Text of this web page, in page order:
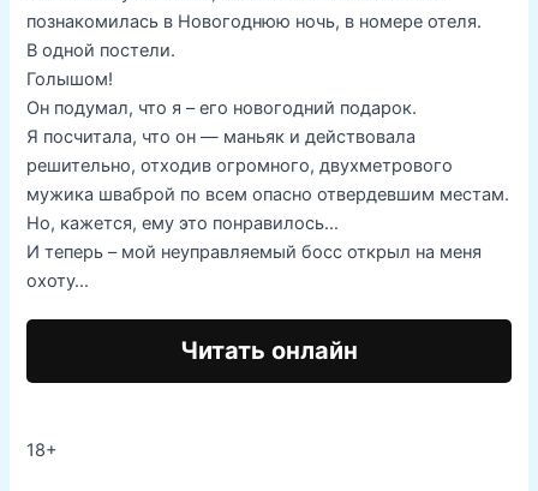
познакомилась в Новогоднюю ночь, в номере отеля.
В одной постели.
Голышом!
Он подумал, что я – его новогодний подарок.
Я посчитала, что он — маньяк и действовала
решительно, отходив огромного, двухметрового
мужика шваброй по всем опасно отвердевшим местам.
Но, кажется, ему это понравилось…
И теперь – мой неуправляемый босс открыл на меня
охоту…
Читать онлайн
18+